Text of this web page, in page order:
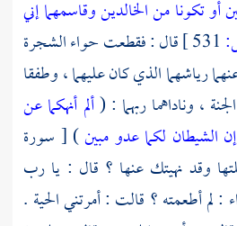
أو تكونا من الخالدين وقاسمهما إني
قال : فقطعتحواءالشجرة
رياشهما الذي كان عليهما ، وطفقا
، وناداهما ربهما : (ألم أنهكما عن
الشيطان لكما عدو مبين) [ سورة
] . لم أكلتها وقد نهيتك عنها ؟ قال : يا رب
: لم أطعمته ؟ قالت : أمرتني الحية .